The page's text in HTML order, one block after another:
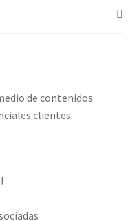
de contenidos
clientes.